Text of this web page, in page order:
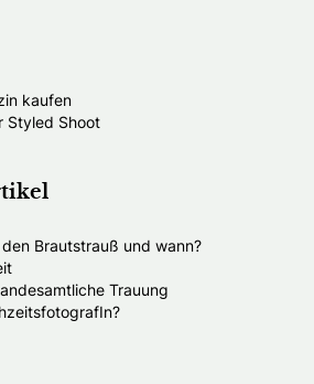
kaufen
Styled Shoot
Brautstrauß und wann?
Trauung